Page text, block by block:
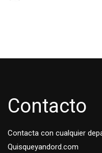
Contacto
Contacta con cualquier
Quisqueyandord.com